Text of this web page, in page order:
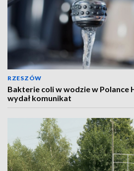
RZESZÓW
Bakterie coli w wodzie w Polance
wydał komunikat